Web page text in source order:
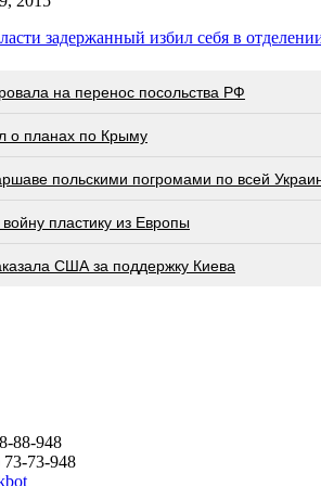
задержанный избил себя в
на перенос посольства РФ
о планах по Крыму
польскими погромами по всей
пластику из Европы
США за поддержку Киева
88-948
73-948